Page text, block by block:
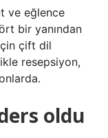
ve eğlence
bir yanından
çift dil
resepsiyon,
oldu